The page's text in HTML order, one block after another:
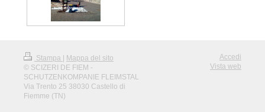
Stampa | Mappa del sito
© SCIZERI DE FIEM -
SCHUTZENKOMPANIE FLEIMSTAL
Via Trento 25 38030 Castello di
Fiemme (TN)
Accedi
Vista web